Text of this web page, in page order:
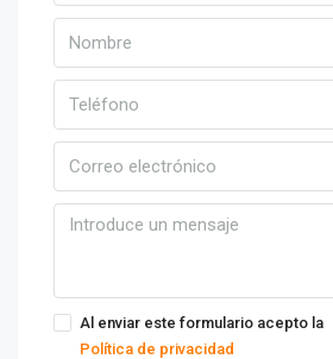
Al enviar este formulario acepto la
Política de privacidad